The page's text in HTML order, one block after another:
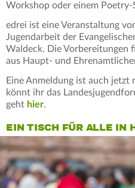
Workshop oder einem Poetry-
edrei ist eine Veranstaltung
Jugendarbeit der
Waldeck. Die Vorbereitungen
aus Haupt- und
Eine Anmeldung ist auch jetzt
könnt ihr das
geht hier.
EIN TISCH FÜR ALLE IN